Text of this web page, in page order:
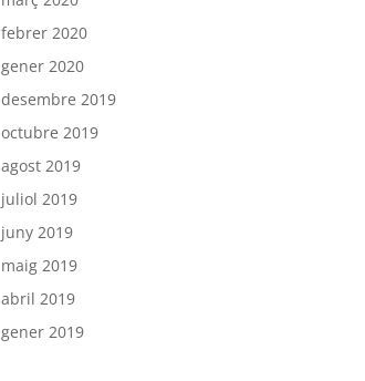
febrer 2020
gener 2020
desembre 2019
octubre 2019
agost 2019
juliol 2019
juny 2019
maig 2019
abril 2019
gener 2019